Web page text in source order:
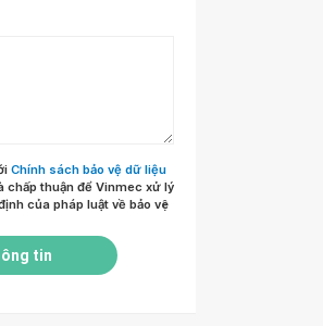
Chính sách bảo vệ dữ liệu
chấp thuận để Vinmec xử lý
của pháp luật về bảo vệ
tin